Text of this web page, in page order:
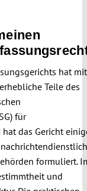
hat mit
Teile des
für
das Gericht
formuliert.
und